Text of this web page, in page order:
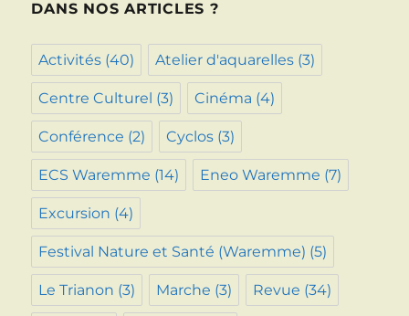
DANS NOS ARTICLES ?
Activités (40) Atelier d'aquarelles (3)
Centre Culturel (3) Cinéma (4)
Conférence (2) Cyclos (3)
ECS Waremme (14) Eneo Waremme (7)
Excursion (4)
Festival Nature et Santé (Waremme) (5)
Le Trianon (3) Marche (3) Revue (34)